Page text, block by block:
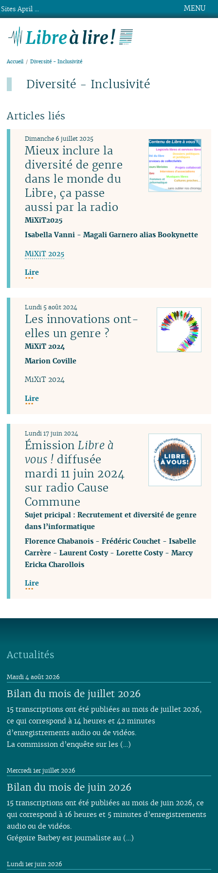
MENU
Accueil Diversité - Inclusivité
Diversité - Inclusivité
Articles liés
Mieux inclure la
diversité de genre
dans le monde du
Libre, ça passe
aussi par la radio
MiXiT2025
Dimanche 6 juillet 2025
Isabella Vanni -Magali Garnero alias Bookynette
MiXiT 2025
Lire
Les innovations ont-
elles un genre ?
MiXiT 2024
Lundi 5 août 2024
Marion Coville
MiXiT 2024
Lire
ÉmissionLibre à
vous ! diffusée
mardi 11 juin 2024
sur radio Cause
Commune
Sujet pricipal : Recrutement et diversité de genre
dans l’informatique
Lundi 17 juin 2024
Florence Chabanois -Frédéric Couchet -Isabelle
Carrère -Laurent Costy-Lorette Costy-Marcy
Ericka Charollois
Lire
Actualités
Bilan du mois de juillet 2026
Mardi 4 août 2026
15 transcriptions ont été publiées au mois de juillet 2026,
ce qui correspond à 14 heures et 42 minutes
d’enregistrements audio ou de vidéos.
La commission d’enquête sur les (…)
Bilan du mois de juin 2026
Mercredi 1er juillet 2026
15 transcriptions ont été publiées au mois de juin 2026, ce
qui correspond à 16 heures et 5 minutes d’enregistrements
audio ou de vidéos.
Grégoire Barbey est journaliste au (…)
Lundi 1er juin 2026
Sites April ...